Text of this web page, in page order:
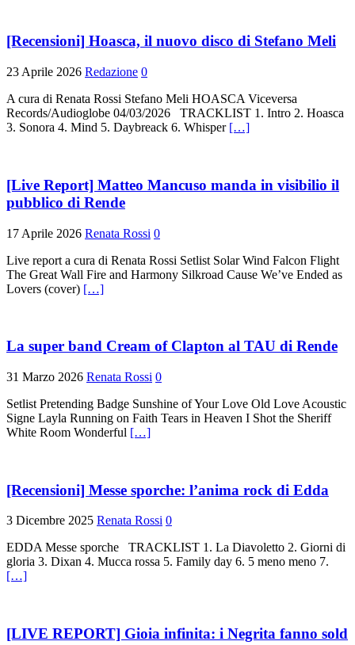
[Recensioni] Hoasca, il nuovo disco di Stefano Meli
23 Aprile 2026 Redazione 0
A cura di Renata Rossi Stefano Meli HOASCA Viceversa
Records/Audioglobe 04/03/2026 TRACKLIST 1. Intro 2. Hoasca
3. Sonora 4. Mind 5. Daybreack 6. Whisper […]
[Live Report] Matteo Mancuso manda in visibilio il
pubblico di Rende
17 Aprile 2026 Renata Rossi 0
Live report a cura di Renata Rossi Setlist Solar Wind Falcon Flight
The Great Wall Fire and Harmony Silkroad Cause We’ve Ended as
Lovers (cover) […]
La super band Cream of Clapton al TAU di Rende
31 Marzo 2026 Renata Rossi 0
Setlist Pretending Badge Sunshine of Your Love Old Love Acoustic
Signe Layla Running on Faith Tears in Heaven I Shot the Sheriff
White Room Wonderful […]
[Recensioni] Messe sporche: l’anima rock di Edda
3 Dicembre 2025 Renata Rossi 0
EDDA Messe sporche TRACKLIST 1. La Diavoletto 2. Giorni di
gloria 3. Dixan 4. Mucca rossa 5. Family day 6. 5 meno meno 7.
[…]
[LIVE REPORT] Gioia infinita: i Negrita fanno sold